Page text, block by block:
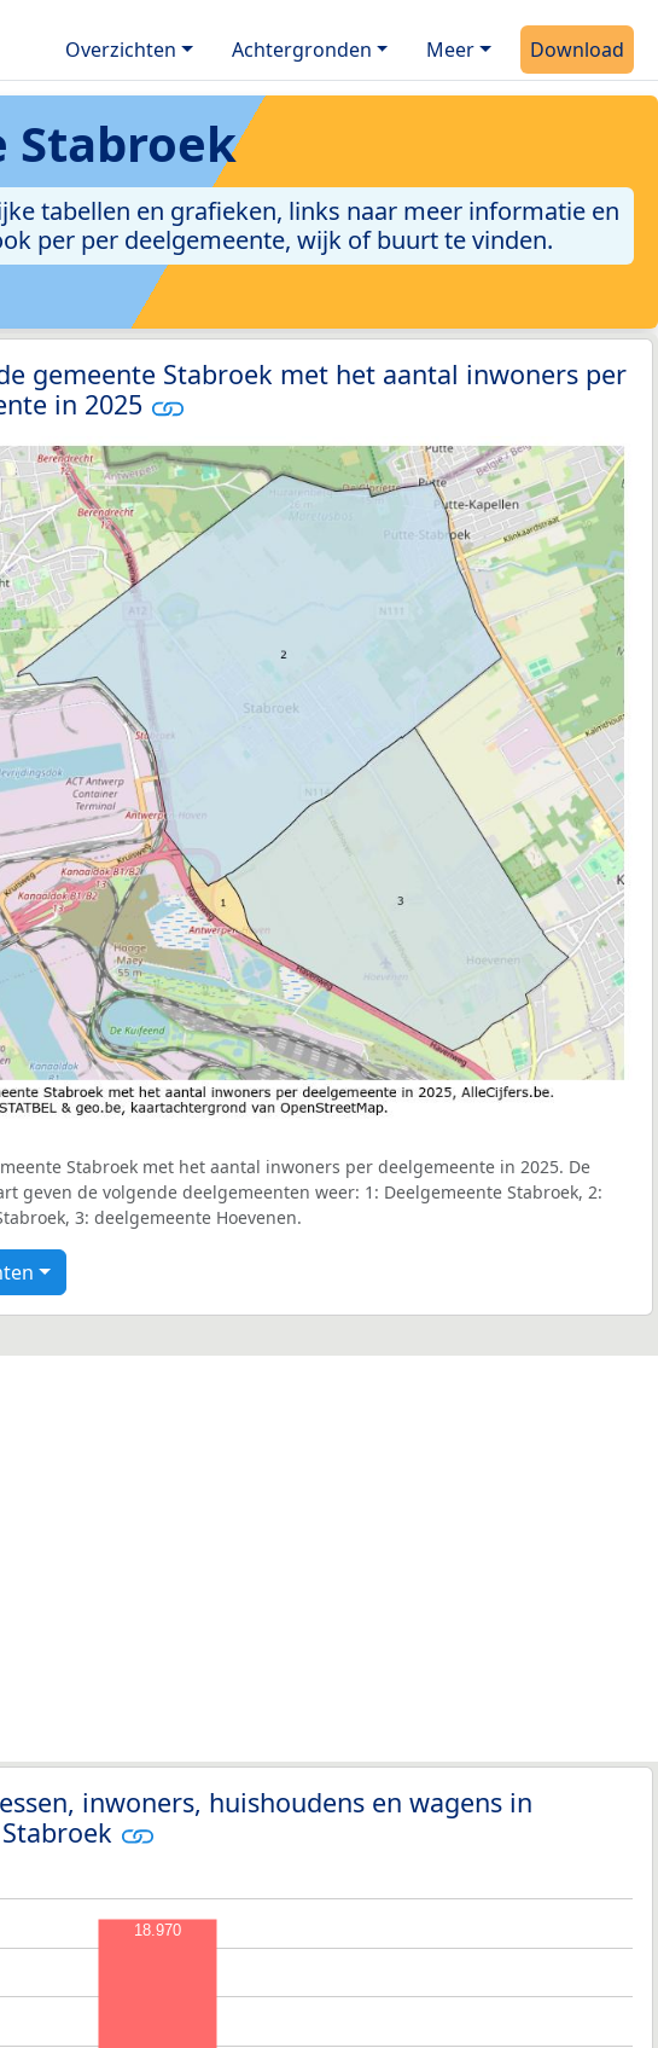
Overzichten Achtergronden Meer Download
Stabroek
tabellen en grafieken, links naar meer informatie en
per per deelgemeente, wijk of buurt te vinden.
gemeente Stabroek met het aantal inwoners per
in 2025
Stabroek met het aantal inwoners per deelgemeente in 2025. De
geven de volgende deelgemeenten weer: 1: Deelgemeente Stabroek, 2:
3: deelgemeente Hoevenen.
inwoners, huishoudens en wagens in
18.970